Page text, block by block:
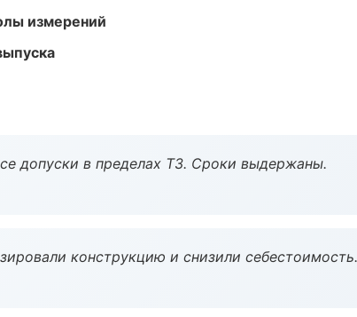
измерений
допуски в пределах ТЗ. Сроки выдержаны.
конструкцию и снизили себестоимость.